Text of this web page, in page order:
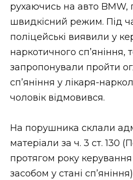
НОВИНИ ЗАХІДНОЇ
ФОТО
рухаючись на авто
швидкісний режим. Під
поліцейські виявили у
наркотичного сп’яніння,
запропонували пройти
сп’яніння у лікаря-
чоловік відмовився.
На порушника склали
матеріали за ч. 3 ст. 130
протягом року
засобом у стані